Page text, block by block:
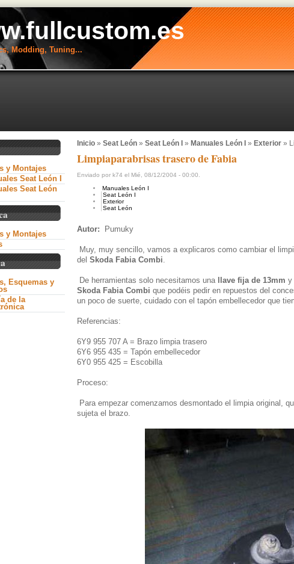
Modding, Tuning...
y Montajes
Seat León I
Seat León
y Montajes
Esquemas y
de la
Inicio» Seat León» Seat León I » Manuales León I » Exterior»
Limpiaparabrisas trasero de Fabia
Enviado por k74 el Mié, 08/12/2004 - 00:00.
Manuales León I
Seat León I
Exterior
Seat León
Autor: Pumuky
Muy, muy sencillo, vamos a explicaros como cambiar el
del Skoda Fabia Combi.
De herramientas solo necesitamos una llave fija de 13mm y
Skoda Fabia Combi que podéis pedir en repuestos del
un poco de suerte, cuidado con el tapón embellecedor que
Referencias:
6Y9 955 707 A = Brazo limpia trasero
6Y6 955 435 = Tapón embellecedor
6Y0 955 425 = Escobilla
Proceso:
Para empezar comenzamos desmontado el limpia original,
sujeta el brazo.